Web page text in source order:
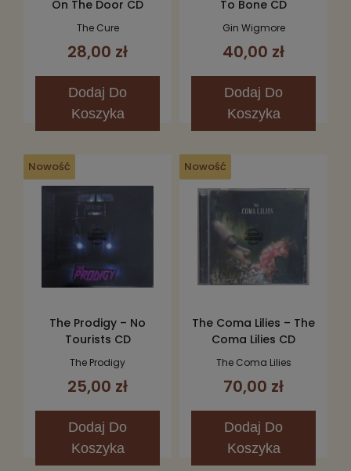
On The Door CD
The Cure
28,00 zł
Dodaj Do
Koszyka
To Bone CD
Gin Wigmore
40,00 zł
Dodaj Do
Koszyka
Nowość
The Prodigy – No
Tourists CD
The Prodigy
25,00 zł
Dodaj Do
Koszyka
Nowość
The Coma Lilies – The
Coma Lilies CD
The Coma Lilies
70,00 zł
Dodaj Do
Koszyka